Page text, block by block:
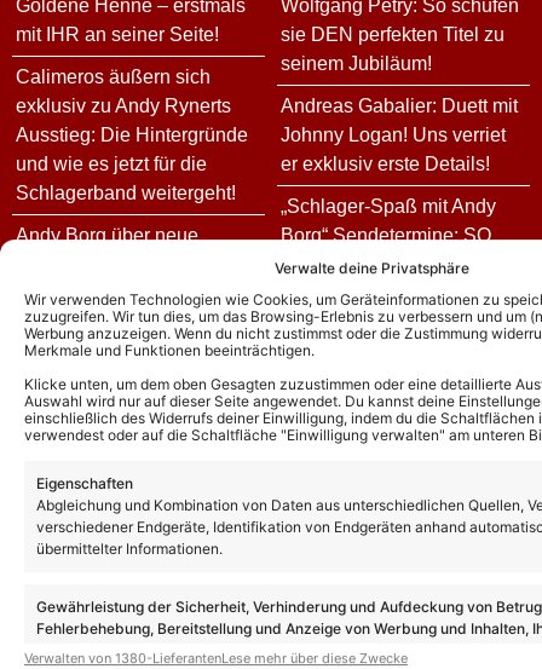
Verwalte deine Privatsphäre
Wir verwenden Technologien wie Cookies, um Geräteinformationen zu
zuzugreifen. Wir tun dies, um das Browsing-Erlebnis zu verbessern und um
Werbung anzuzeigen. Wenn du nicht zustimmst oder die Zustimmung
Merkmale und Funktionen beeinträchtigen.
Klicke unten, um dem oben Gesagten zuzustimmen oder eine detaillierte
Auswahl wird nur auf dieser Seite angewendet. Du kannst deine
einschließlich des Widerrufs deiner Einwilligung, indem du die
verwendest oder auf die Schaltfläche "Einwilligung verwalten" am unteren
Eigenschaften
Abgleichung und Kombination von Daten aus unterschiedlichen Quellen,
verschiedener Endgeräte, Identifikation von Endgeräten anhand
übermittelter Informationen.
Gewährleistung der Sicherheit, Verhinderung und Aufdeckung von
Fehlerbehebung, Bereitstellung und Anzeige von Werbung und Inhalten,
Entscheidungen zum Datenschutz speichern und übermitteln.
Verwalten von 1380-LieferantenLese mehr über diese Zwecke
Goldene Henne – erstmals
mit IHR an seiner Seite!
Calimeros äußern sich
exklusiv zu Andy Rynerts
Ausstieg: Die Hintergründe
und wie es jetzt für die
Schlagerband weitergeht!
Andy Borg über neue
Das ist für ihn das schönste
Kompliment
„Zauberhafte Weihnacht“:
Sender äußert sich –
Naschenweng als
Nachfolgerin in der Show!
Helene Fischer: Findet ihre
ist der aktuelle Stand der
Dinge!
Wolfgang Petry: So schufen
sie DEN perfekten Titel zu
seinem Jubiläum!
Andreas Gabalier: Duett mit
Johnny Logan! Uns verriet
er exklusiv erste Details!
„Schlager-Spaß mit Andy
Borg“ Sendetermine: SO
geht es nach der neuen
„Sommer-Spaß“-Ausgabe
weiter
ZDF-Fernsehgarten: Quiz-
Special ersetzt nächste
Ausgabe: Alle Gäste und
Tim Toupet kritisiert
Ballermann scharf: „Wie
peinlich bist du?“